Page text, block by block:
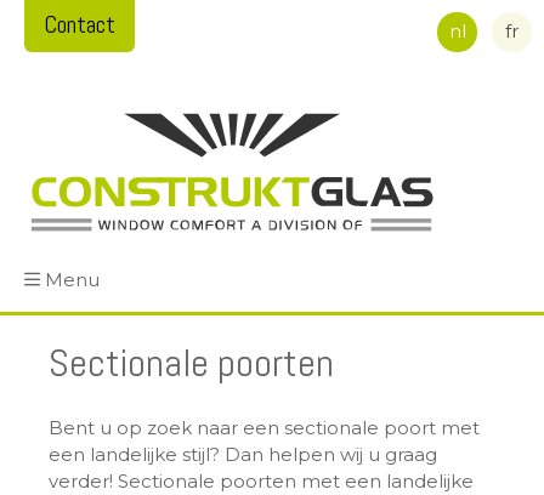
Contact nl fr
Menu
Sectionale poorten
Bent u op zoek naar een sectionale poort met
een landelijke stijl? Dan helpen wij u graag
verder! Sectionale poorten met een landelijke